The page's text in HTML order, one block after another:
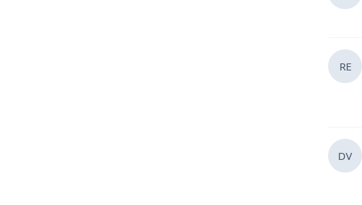
RE
DV